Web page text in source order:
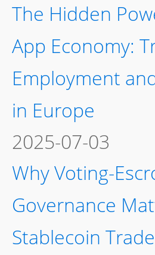
The Hidden
App Economy:
Employment
in Europe
2025-07-03
Why Voting-
Governance
Stablecoin